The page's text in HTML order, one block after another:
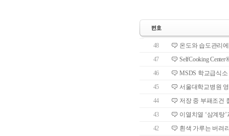
48
온도와 습도관리
47
SelfCooking
46
MSDS 학교급식
45
서울대학교병원
44
저장 중 부패조건
43
이열치열 ‘삼계탕’
42
흰색 가루는 버려